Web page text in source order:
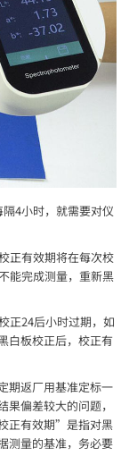
4小时，就需要对仪
正有效期将在每次校
能完成测量，重新黑
正24后小时过期，如
白板校正后，校正有
期返厂用基准定标一
偏差较大的问题，
正有效期”是指对黑
测量的基准，务必要